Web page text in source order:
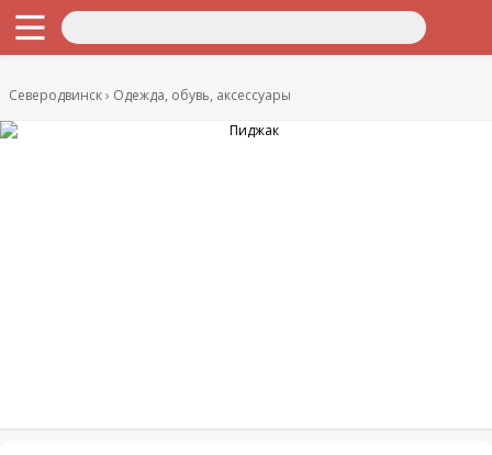
Северодвинск Одежда, обувь, аксессуары